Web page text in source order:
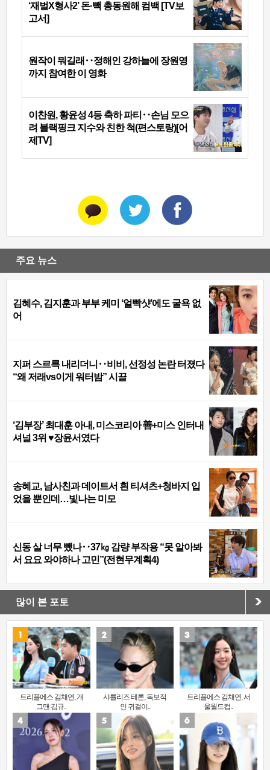
‘재벌X형사2’ 돈·빽 총동원해 컴백 [TV보
고서]
원작이 뭐길래‥정해인 강하늘에 장원영
까지 참여한 이 영화
이찬원, 황윤성 4등 축하 파티‥손님 모으
려 블랙핑크 지수와 친한 척(편스토랑)[어
제TV]
주요 뉴스
김혜수, 김지훈과 부부 케미 ‘얼빡샷’에도 굴욕 없
어
지퍼 스르륵 내리더니‥비비, 선정성 논란 터졌다
“왜 저래vs이게 워터밤” 시끌
‘김부장’ 최대훈 아내, 미스코리아 善+미스 인터내
셔널 3위 ♥장윤서였다
송혜교, 남사친과 데이트서 흰 티셔츠+청바지 입
었을 뿐인데…빛나는 미모
신동 살 너무 뺐나‥37㎏ 감량 부작용 “못 알아봐
서 요요 와야하나 고민”(전현무계획4)
많이 본 포토
트리플에스 김채연, 개
그맨 김규..
샤를리즈 테론, 독보적
인 귀걸이..
트리플에스 김채연, 서
울월드컵..